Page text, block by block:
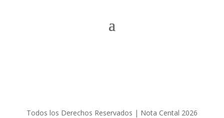
Todos los Derechos Reservados | Nota Cental 2026